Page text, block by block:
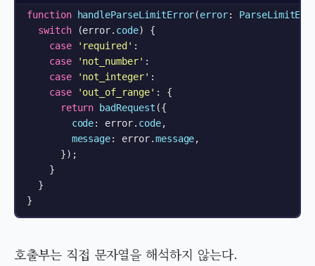
function handleParseLimitError(error:
switch (error. code) {
case
'required' :
case
'not_number' :
case
'not_integer' :
case
'out_of_range' : {
return
badRequest ({
code: error. code,
message: error.message,
      });
    }
  }
호출부는 직접 문자열을 해석하지 않는다.